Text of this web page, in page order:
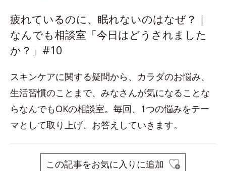
疲れているのに、眠れないのはなぜ？｜
なんでも相談室「今日はどうされました
か？」#10
スキンケアに関する疑問から、カラダのお悩み、
生活習慣のことまで、みなさんが気になることな
らなんでもOKの相談室。毎回、1つの悩みをテー
マとして取り上げ、お答えしていきます。
この記事をお気に入りに追加